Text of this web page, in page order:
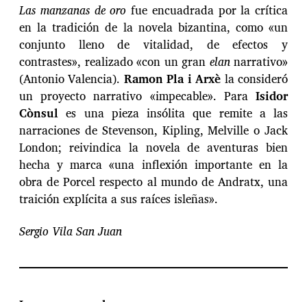
Las manzanas de oro fue encuadrada por la crítica
en la tradición de la novela bizantina, como «un
conjunto lleno de vitalidad, de efectos y
contrastes», realizado «con un gran elannarrativo»
(Antonio Valencia). Ramon Pla i Arxè la consideró
un proyecto narrativo «impecable». ParaIsidor
Cònsul es una pieza insólita que remite a las
narraciones de Stevenson, Kipling, Melville o Jack
London; reivindica la novela de aventuras bien
hecha y marca «una inflexión importante en la
obra de Porcel respecto al mundo de Andratx, una
traición explícita a sus raíces isleñas».
Sergio Vila San Juan